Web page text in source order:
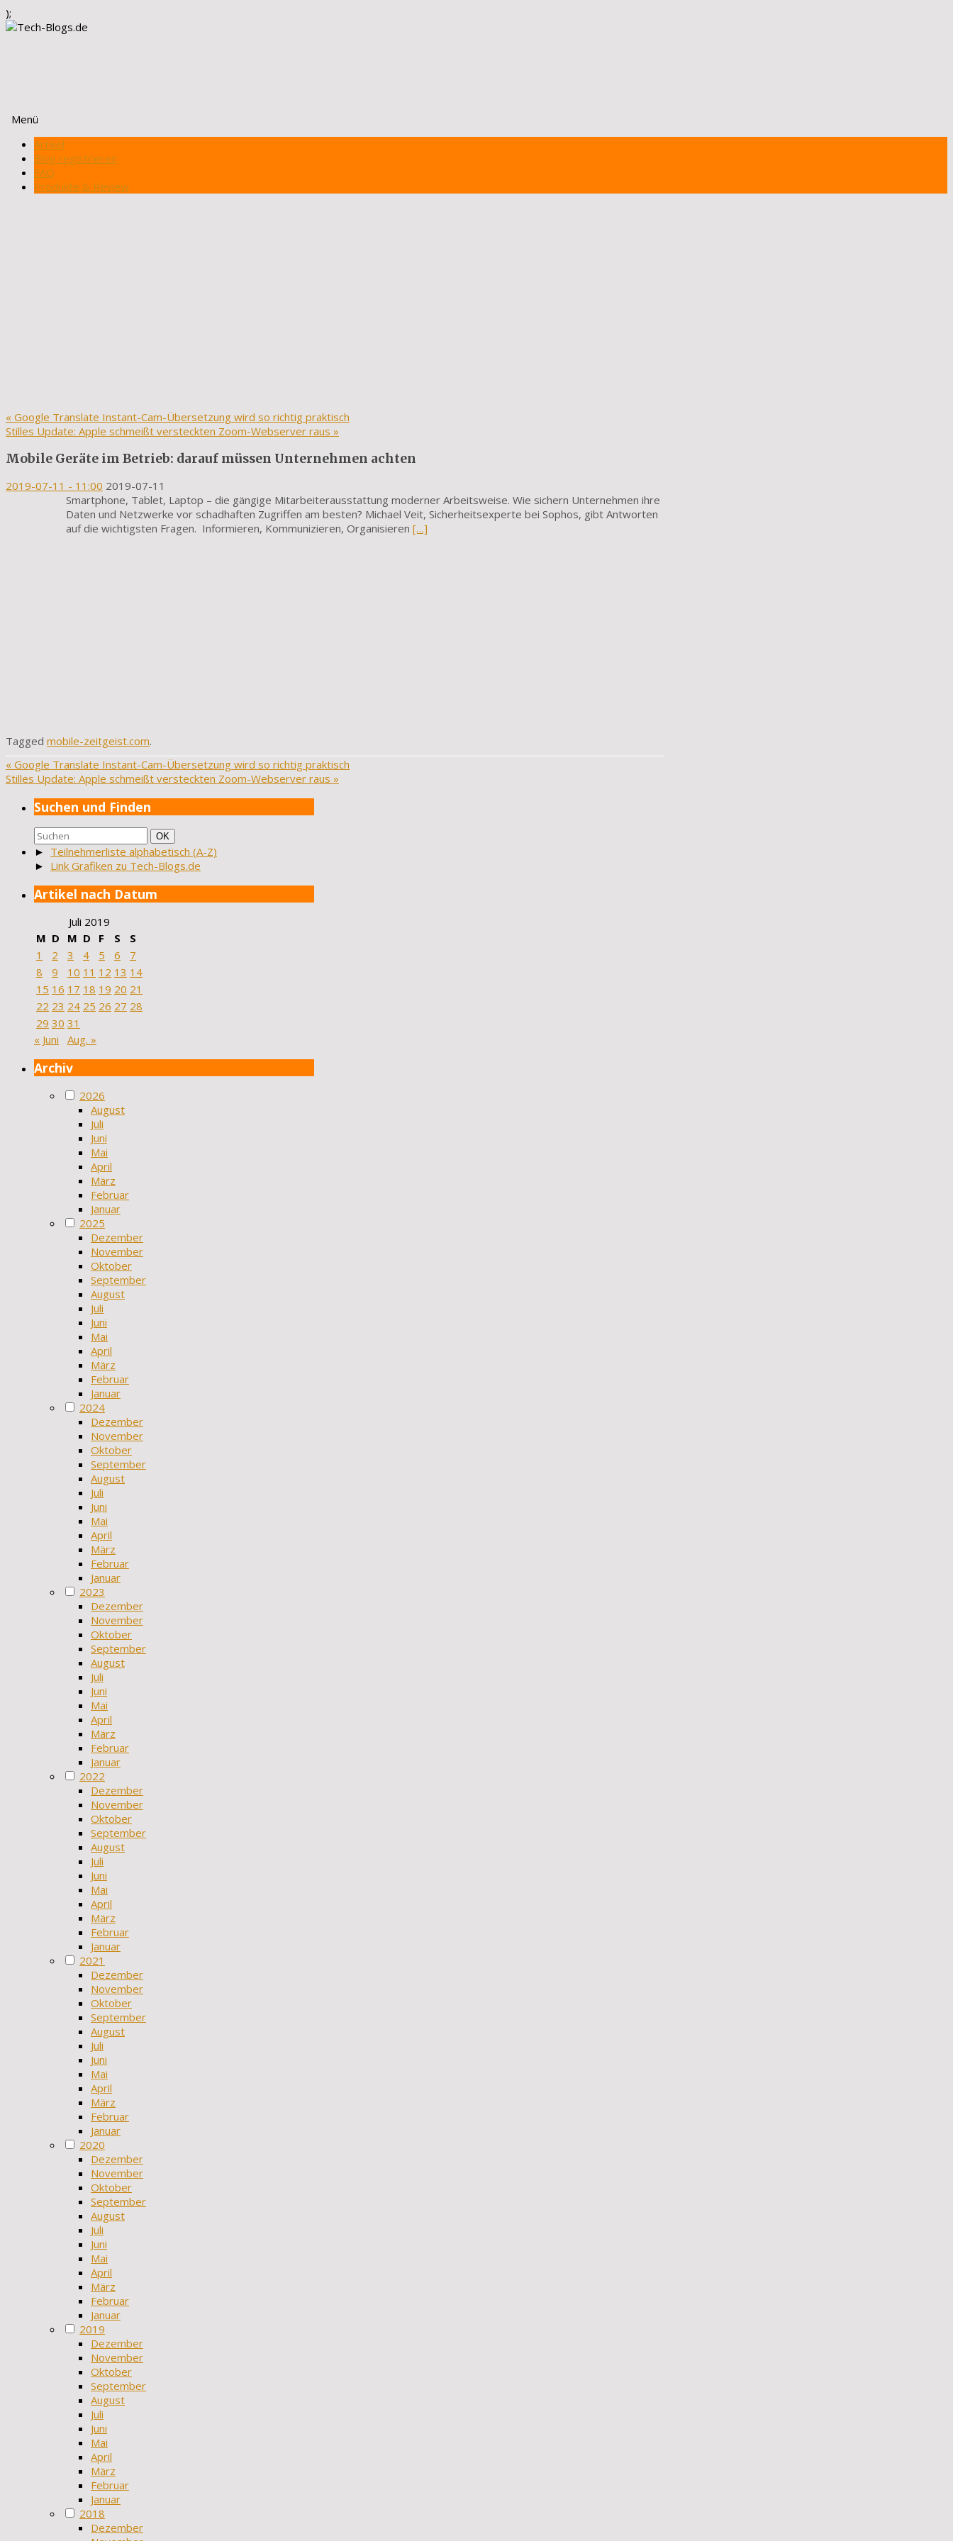
);
Menü
Zum
Inhalt
springen
Artikel
Blog registrieren
FAQ
Produkte & Review
« Google Translate Instant-Cam-Übersetzung wird so richtig praktisch
Stilles Update: Apple schmeißt versteckten Zoom-Webserver raus »
Mobile Geräte im Betrieb: darauf müssen Unternehmen achten
2019-07-11 - 11:00 2019-07-11
Smartphone, Tablet, Laptop – die gängige Mitarbeiterausstattung moderner Arbeitsweise. Wie sichern Unternehmen ihre
Daten und Netzwerke vor schadhaften Zugriffen am besten? Michael Veit, Sicherheitsexperte bei Sophos, gibt Antworten
auf die wichtigsten Fragen. Informieren, Kommunizieren, Organisieren […]
Tagged mobile-zeitgeist.com.
« Google Translate Instant-Cam-Übersetzung wird so richtig praktisch
Stilles Update: Apple schmeißt versteckten Zoom-Webserver raus »
Suchen und Finden
Suchen
nach:
Suchen
OK
► Teilnehmerliste alphabetisch (A-Z)
► Link Grafiken zu Tech-Blogs.de
Artikel nach Datum
Juli 2019
M D M D F S
S
1
2 3 4 5 6
7
8
9 10 11 12 13 14
15 16 17 18 19 20 21
22 23 24 25 26 27 28
29 30 31
« Juni
Aug. »
Archiv
2026
August
Juli
Juni
Mai
April
März
Februar
Januar
2025
Dezember
November
Oktober
September
August
Juli
Juni
Mai
April
März
Februar
Januar
2024
Dezember
November
Oktober
September
August
Juli
Juni
Mai
April
März
Februar
Januar
2023
Dezember
November
Oktober
September
August
Juli
Juni
Mai
April
März
Februar
Januar
2022
Dezember
November
Oktober
September
August
Juli
Juni
Mai
April
März
Februar
Januar
2021
Dezember
November
Oktober
September
August
Juli
Juni
Mai
April
März
Februar
Januar
2020
Dezember
November
Oktober
September
August
Juli
Juni
Mai
April
März
Februar
Januar
2019
Dezember
November
Oktober
September
August
Juli
Juni
Mai
April
März
Februar
Januar
2018
Dezember